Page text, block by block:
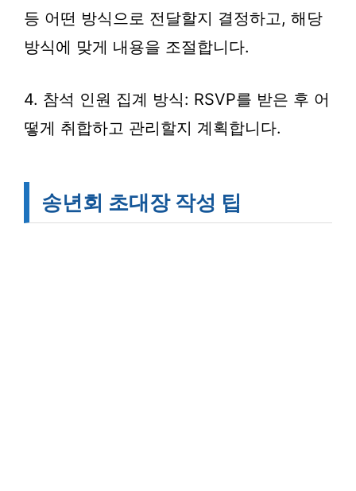
등 어떤 방식으로 전달할지 결정하고, 해당
방식에 맞게 내용을 조절합니다.
4. 참석 인원 집계 방식: RSVP를 받은 후 어
떻게 취합하고 관리할지 계획합니다.
송년회 초대장 작성 팁